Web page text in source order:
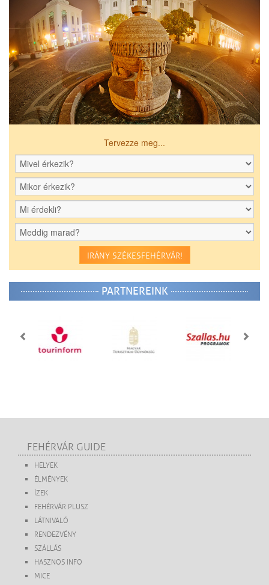
Tervezze meg...
IRÁNY SZÉKESFEHÉRVÁR!
PARTNEREINK
FEHÉRVÁR GUIDE
HELYEK
ÉLMÉNYEK
ÍZEK
FEHÉRVÁR PLUSZ
LÁTNIVALÓ
RENDEZVÉNY
SZÁLLÁS
HASZNOS INFO
MICE